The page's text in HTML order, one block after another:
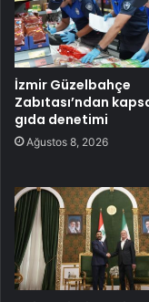
İzmir Güzelbahçe
Zabıtası’ndan
gıda denetimi
Ağustos 8, 2026